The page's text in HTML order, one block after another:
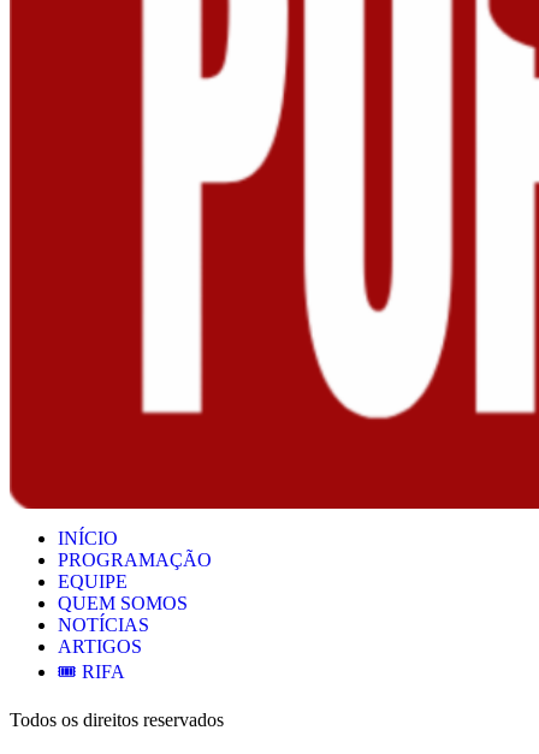
INÍCIO
PROGRAMAÇÃO
EQUIPE
QUEM SOMOS
NOTÍCIAS
ARTIGOS
🎟️ RIFA
Todos os direitos reservados